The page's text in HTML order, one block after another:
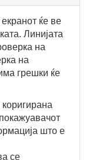
ќе ве
Линијата
на
на
грешки ќе
што е
се